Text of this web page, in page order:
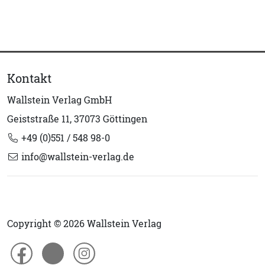
Kontakt
Wallstein Verlag GmbH
Geiststraße 11, 37073 Göttingen
+49 (0)551 / 548 98-0
info@wallstein-verlag.de
Copyright © 2026 Wallstein Verlag